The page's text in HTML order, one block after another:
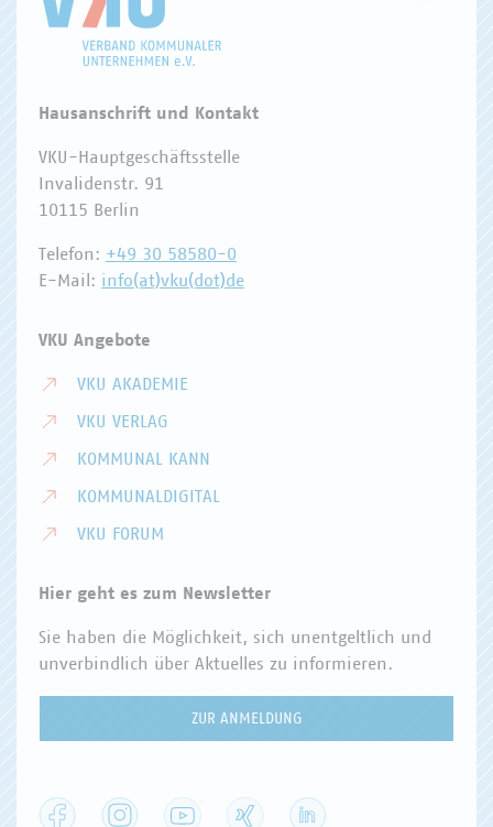
Hausanschrift und Kontakt
VKU-Hauptgeschäftsstelle
Invalidenstr. 91
10115 Berlin
Telefon: +49 30 58580-0
E-Mail: info(at)vku(dot)de
VKU Angebote
VKU AKADEMIE
VKU VERLAG
KOMMUNAL KANN
KOMMUNALDIGITAL
VKU FORUM
Hier geht es zum Newsletter
Sie haben die Möglichkeit, sich unentgeltlich und
unverbindlich über Aktuelles zu informieren.
ZUR ANMELDUNG
Facebook Instagram YouTube